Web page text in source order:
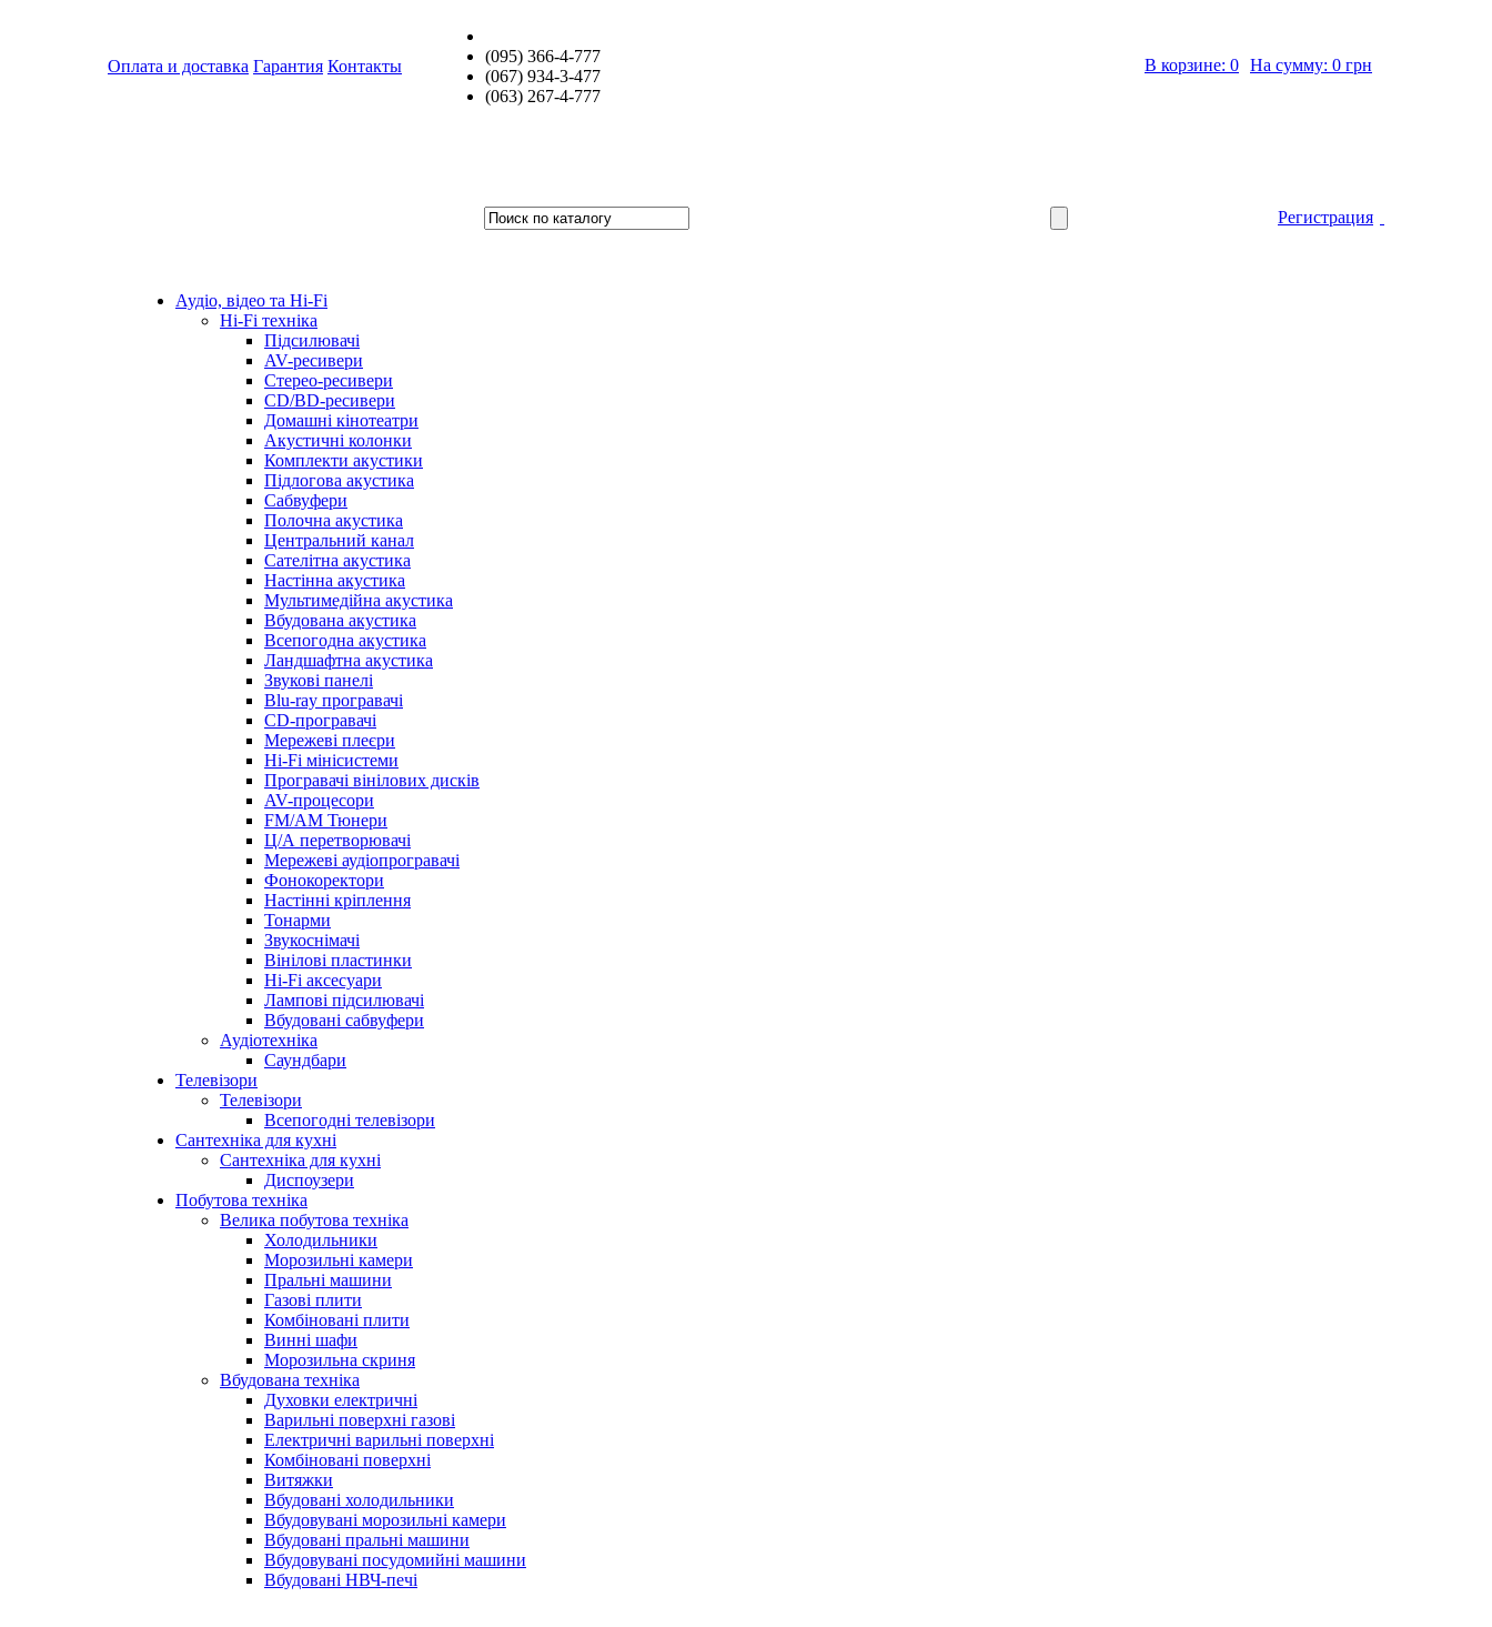
Оплата и доставка Гарантия Контакты
(095) 366-4-777
(067) 934-3-477
(063) 267-4-777
В корзине: 0 На сумму: 0 грн
Регистрация
Аудіо, відео та Hi-Fi
Hi-Fi техніка
Підсилювачі
AV-ресивери
Стерео-ресивери
CD/BD-ресивери
Домашні кінотеатри
Акустичні колонки
Комплекти акустики
Підлогова акустика
Сабвуфери
Полочна акустика
Центральний канал
Сателітна акустика
Настінна акустика
Мультимедійна акустика
Вбудована акустика
Всепогодна акустика
Ландшафтна акустика
Звукові панелі
Blu-ray програвачі
CD-програвачі
Мережеві плеєри
Hi-Fi мінісистеми
Програвачі вінілових дисків
AV-процесори
FM/AM Тюнери
Ц/А перетворювачі
Мережеві аудіопрогравачі
Фонокоректори
Настінні кріплення
Тонарми
Звукоснімачі
Вінілові пластинки
Hi-Fi аксесуари
Лампові підсилювачі
Вбудовані сабвуфери
Аудіотехніка
Саундбари
Телевізори
Телевізори
Всепогодні телевізори
Сантехніка для кухні
Сантехніка для кухні
Диспоузери
Побутова техніка
Велика побутова техніка
Холодильники
Морозильні камери
Пральні машини
Газові плити
Комбіновані плити
Винні шафи
Морозильна скриня
Вбудована техніка
Духовки електричні
Варильні поверхні газові
Електричні варильні поверхні
Комбіновані поверхні
Витяжки
Вбудовані холодильники
Вбудовувані морозильні камери
Вбудовані пральні машини
Вбудовувані посудомийні машини
Вбудовані НВЧ-печі